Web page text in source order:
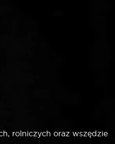
rolniczych oraz wszędzie